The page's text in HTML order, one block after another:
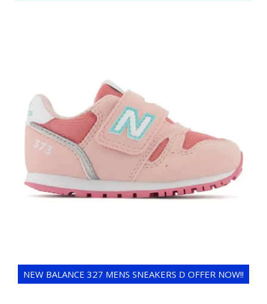
NEW BALANCE 327 MENS SNEAKERS D OFFER NOW!!